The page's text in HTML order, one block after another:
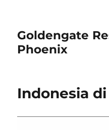
Goldengate
Phoenix
Indonesia di